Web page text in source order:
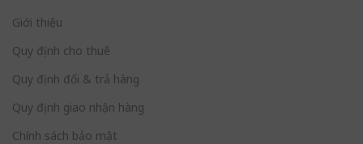
Giới thiệu
Quy định cho thuê
Quy định đổi & trả hàng
Quy định giao nhận hàng
Chính sách bảo mật